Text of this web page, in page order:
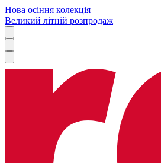
Нова осіння колекція
Великий літній розпродаж